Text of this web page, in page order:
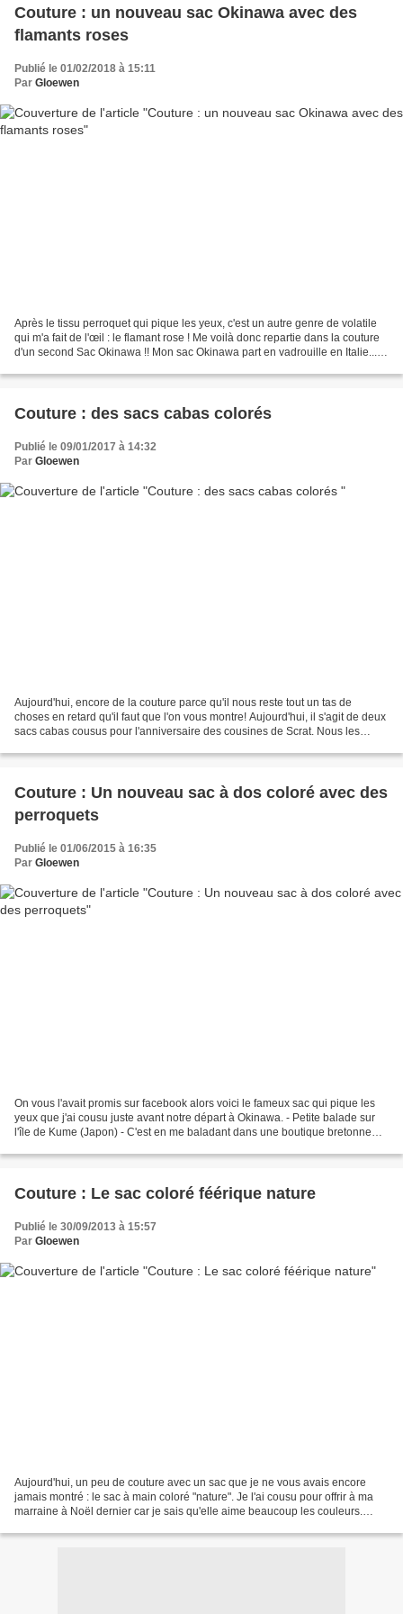
Couture : un nouveau sac Okinawa avec des
flamants roses
Publié le 01/02/2018 à 15:11
Par Gloewen
Après le tissu perroquet qui pique les yeux, c'est un autre genre de volatile
qui m'a fait de l'œil : le flamant rose ! Me voilà donc repartie dans la couture
d'un second Sac Okinawa !! Mon sac Okinawa part en vadrouille en Italie...
Couture : des sacs cabas colorés
Publié le 09/01/2017 à 14:32
Par Gloewen
Aujourd'hui, encore de la couture parce qu'il nous reste tout un tas de
choses en retard qu'il faut que l'on vous montre! Aujourd'hui, il s'agit de deux
sacs cabas cousus pour l'anniversaire des cousines de Scrat. Nous les
Couture : Un nouveau sac à dos coloré avec des
perroquets
Publié le 01/06/2015 à 16:35
Par Gloewen
On vous l'avait promis sur facebook alors voici le fameux sac qui pique les
yeux que j'ai cousu juste avant notre départ à Okinawa. - Petite balade sur
l'île de Kume (Japon) - C'est en me baladant dans une boutique bretonne
Couture : Le sac coloré féérique nature
Publié le 30/09/2013 à 15:57
Par Gloewen
Aujourd'hui, un peu de couture avec un sac que je ne vous avais encore
jamais montré : le sac à main coloré "nature". Je l'ai cousu pour offrir à ma
marraine à Noël dernier car je sais qu'elle aime beaucoup les couleurs.